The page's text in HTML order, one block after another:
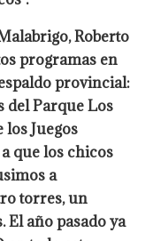
Roberto
programas en
provincial:
del Parque Los
los Juegos
que los chicos
a
torres, un
El año pasado ya